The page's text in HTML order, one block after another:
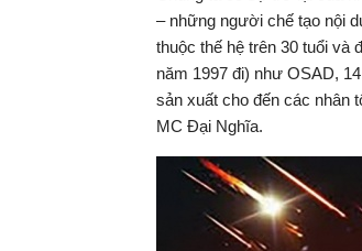
– những người chế tạo nội
thuộc thế hệ trên 30 tuổi và
năm 1997 đi) như OSAD,
sản xuất cho đến các nhân
MC Đại Nghĩa.